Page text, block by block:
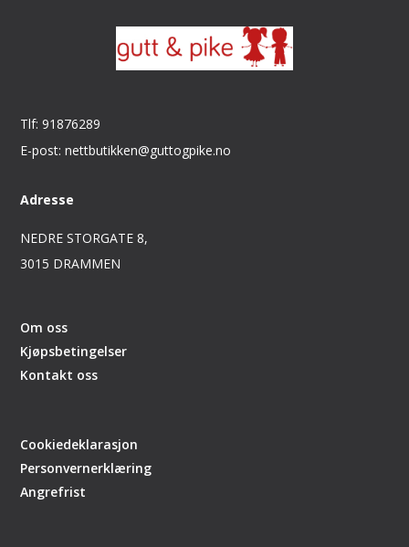
Tlf: 91876289
E-post: nettbutikken@guttogpike.no
Adresse
NEDRE STORGATE 8,
3015 DRAMMEN
Om oss
Kjøpsbetingelser
Kontakt oss
Cookiedeklarasjon
Personvernerklæring
Angrefrist